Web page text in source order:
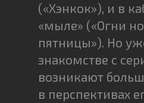
(«Хэнкок»), и в
«мыле» («Огни
пятницы»). Но
знакомстве с
возникают
в перспективах